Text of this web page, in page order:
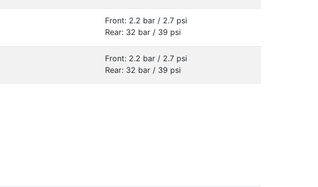
Front: 2.2 bar / 2.7 psi
Rear: 32 bar / 39 psi
Front: 2.2 bar / 2.7 psi
Rear: 32 bar / 39 psi